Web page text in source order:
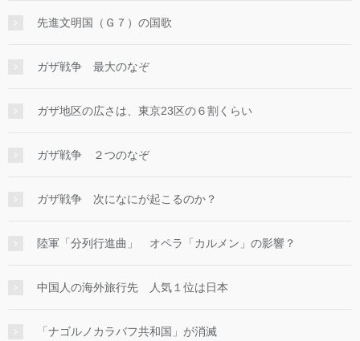
先進文明国（Ｇ７）の国歌
ガザ戦争 最大のなぞ
ガザ地区の広さは、東京23区の６割くらい
ガザ戦争 ２つのなぞ
ガザ戦争 次になにが起こるのか？
陸軍「分列行進曲」 オペラ「カルメン」の影響？
中国人の海外旅行先 人気１位は日本
「ナゴルノカラバフ共和国」が消滅